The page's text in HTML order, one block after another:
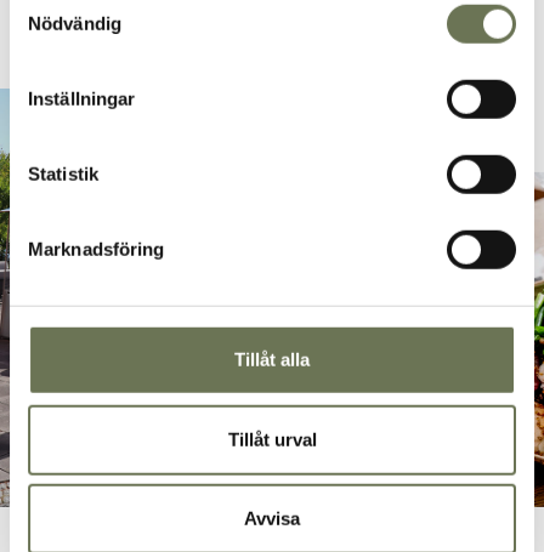
har samlat in när du har använt deras tjänster. Läs
Nödvändig
Inställningar
Statistik
Marknadsföring
Tillåt alla
Tillåt urval
Avvisa